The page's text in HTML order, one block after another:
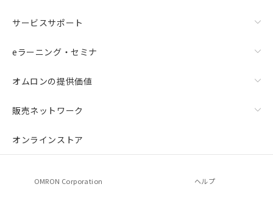
サービスサポート
eラーニング・セミナ
オムロンの提供価値
販売ネットワーク
オンラインストア
OMRON Corporation ヘルプ